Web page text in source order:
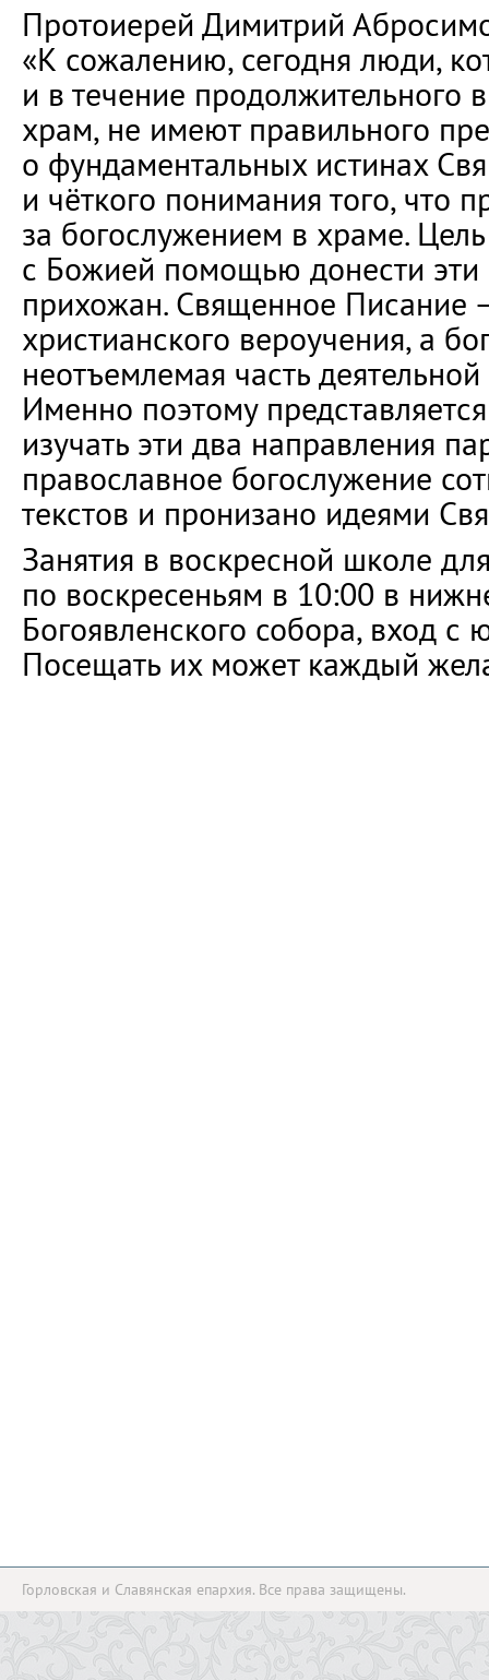
Протоиерей Димитрий
«К сожалению, сегодня люди,
и в течение продолжительного
храм, не имеют правильного
о фундаментальных истинах
и чёткого понимания того, что
за богослужением в храме.
с Божией помощью донести
прихожан. Священное Писание
христианского вероучения, а
неотъемлемая часть
Именно поэтому
изучать эти два направления
православное богослужение
текстов и пронизано идеями
Занятия в воскресной школе
по воскресеньям в 10:00 в
Богоявленского собора, вход с
Посещать их может каждый
Горловская и Славянская епархия. Все права защищены.